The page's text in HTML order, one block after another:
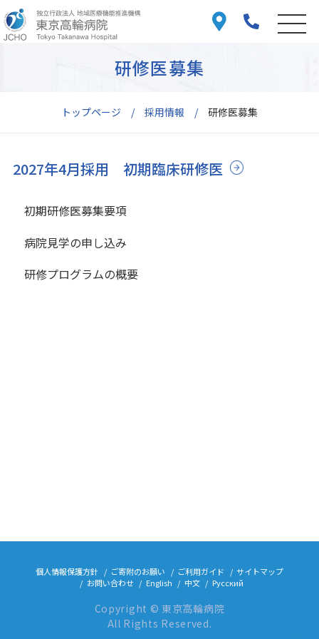
トップページ 採用情報 研修医募集
研修医募集
2027年4月採用 初期臨床研修医
初期研修医募集要項
病院見学の申し込み
研修プログラムの概要
個人情報保護方針 ご寄附のお願い ご利用ガイド
サイトマップ
お問い合わせ
English 中文 Русский
Copyright © 東京高輪病院
All Rights Reserved.